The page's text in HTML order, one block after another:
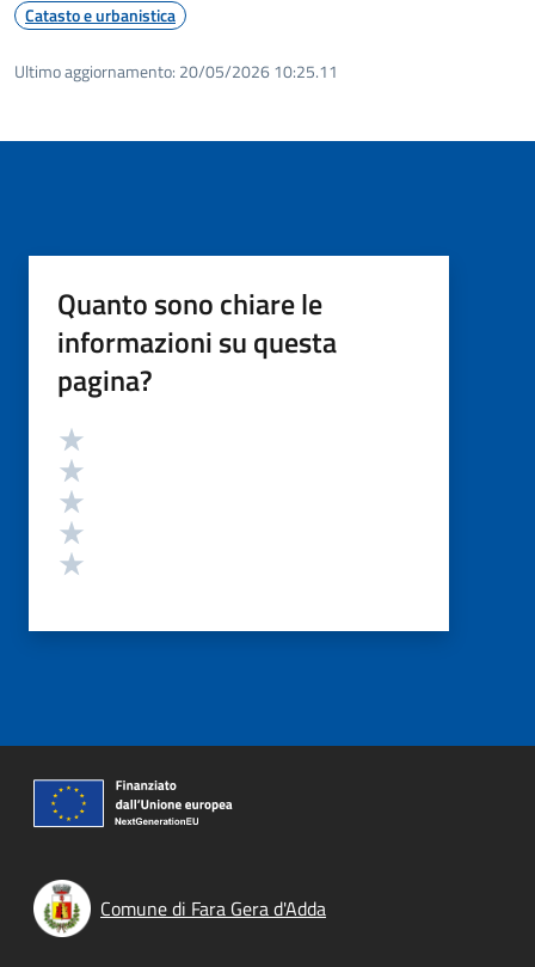
Catasto e urbanistica
Ultimo aggiornamento: 20/05/2026 10:25.11
Quanto sono chiare le
informazioni su questa
pagina?
Valutazione
Comune di Fara Gera d'Adda